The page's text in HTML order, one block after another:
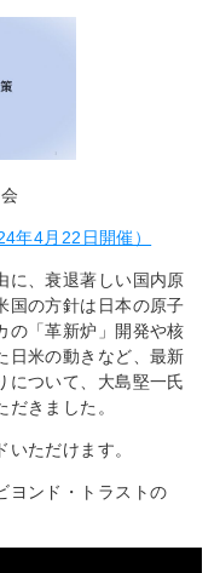
年4月22日開催）
に、衰退著しい国内原
国の方針は日本の原子
の「革新炉」開発や核
日米の動きなど、最新
について、大島堅一氏
だきました。
ただけます。
ヨンド・トラストの